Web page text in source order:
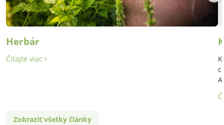
Herbár
Čítajte viac
Zobraziť všetky články